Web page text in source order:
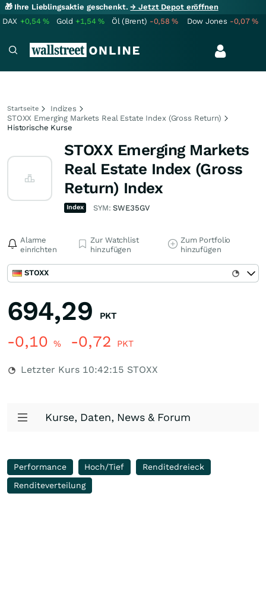
🎁 Ihre Lieblingsaktie geschenkt.→ Jetzt Depot eröffnen
DAX +0,54% Gold +1,54% Öl (Brent) -0,58% Dow Jones -0,07%
Startseite
Indizes
STOXX Emerging Markets Real Estate Index (Gross Return)
Historische Kurse
STOXX Emerging Markets
Real Estate Index (Gross
Return) Index
Index SYM:SWE35GV
Alarme
einrichten
Zur Watchlist
hinzufügen
Zum Portfolio
hinzufügen
STOXX
694,29 PKT
-0,10 % -0,72 PKT
Letzter Kurs 10:42:15 STOXX
Kurse, Daten, News & Forum
Performance Hoch/Tief
Renditedreieck
Renditeverteilung